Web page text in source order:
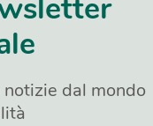
dal mondo